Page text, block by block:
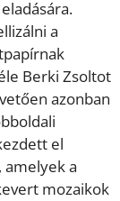
a
Berki Zsoltot
azonban
el
amelyek a
mozaikok